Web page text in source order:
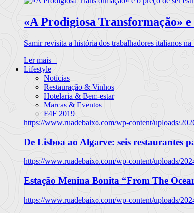
«A Prodigiosa Transformação»
Samir revisita a história dos trabalhadores italianos na
Ler mais+
Lifestyle
Notícias
Restauração & Vinhos
Hotelaria & Bem-estar
Marcas & Eventos
F4F 2019
https://www.ruadebaixo.com/wp-content/uploads/
De Lisboa ao Algarve: seis restaurantes
https://www.ruadebaixo.com/wp-content/uploads/
Estação Menina Bonita “From The
https://www.ruadebaixo.com/wp-content/uploads/